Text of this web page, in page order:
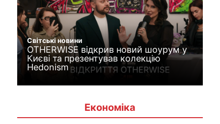
Світські новини
OTHERWISE відкрив новий шоурум у
Києві та презентував колекцію
Hedonism
Економіка